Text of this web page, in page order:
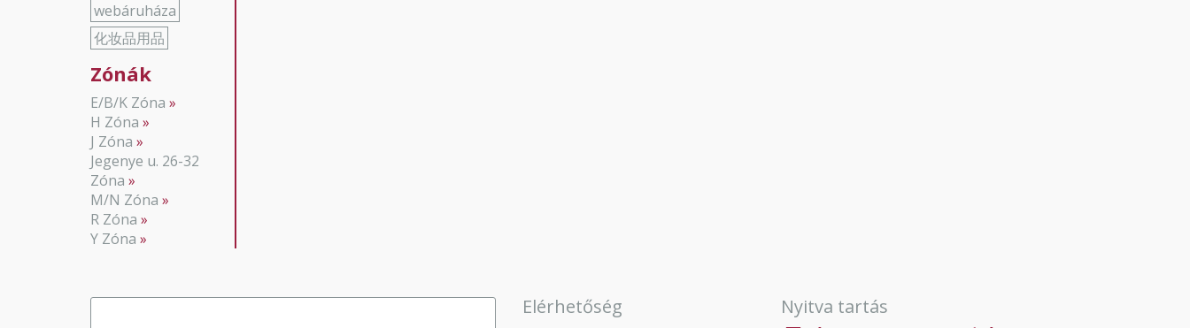
webáruháza
化妆品用品
Zónák
E/B/K Zóna
H Zóna
J Zóna
Jegenye u. 26-32
Zóna
M/N Zóna
R Zóna
Y Zóna
Elérhetőség Nyitva tartás